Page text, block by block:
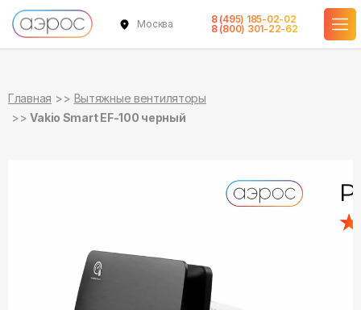
Москва
8 (495) 185-02-02
8 (800) 301-22-62
Главная
Вытяжные вентиляторы
Vakio Smart EF-100 черный
в наличии